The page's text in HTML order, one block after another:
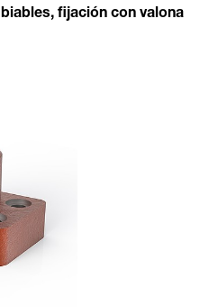
fijación con valona